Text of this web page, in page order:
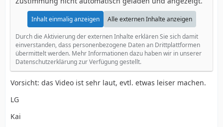
Inhalt einmalig anzeigen Alle externen Inhalte anzeigen
Durch die Aktivierung der externen Inhalte erklären Sie sich damit
einverstanden, dass personenbezogene Daten an Drittplattformen
übermittelt werden. Mehr Informationen dazu haben wir in unserer
Datenschutzerklärung zur Verfügung gestellt.
Vorsicht: das Video ist sehr laut, evtl. etwas leiser machen.
LG
Kai